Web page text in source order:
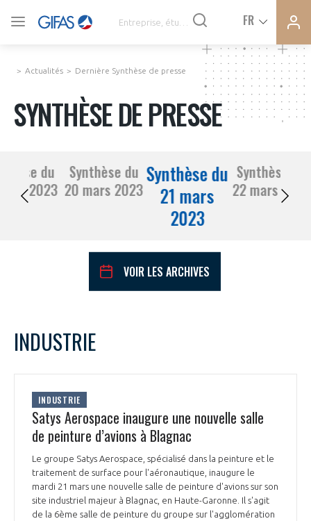
FR
SYNTHÈSE DE PRESSE
COMMUNIQUÉS DE PRESSE
PRÉSENTATION
NOTRE VISION
NOS MISSIONS
NOTRE HISTOIRE
ORGANISATION
LE CONSEIL DU GIFAS
L’ÉQUIPE DU GIFAS
FONCTIONNEMENT
GEADS
Actualités Dernière Synthèse de presse
SYNTHÈSE DE PRESSE
du
17 mars 2023
Synthèse du
20 mars 2023
Synthèse du
21 mars
2023
Synthèse du
22 mars 2023
VOIR LES ARCHIVES
L
1 2 3 4
5
20
22
INDUSTRIE
INDUSTRIE
Satys Aerospace inaugure une nouvelle salle
de peinture d’avions à Blagnac
Le groupe Satys Aerospace, spécialisé dans la peinture et le
traitement de surface pour l'aéronautique, inaugure le
mardi 21 mars une nouvelle salle de peinture d'avions sur son
site industriel majeur à Blagnac, en Haute-Garonne. Il s'agit
de la 6ème salle de peinture du groupe sur l'agglomération
VOUS ÊTES ADHÉRENTS
PAS ENCORE ADHÉRENT ?
Rejoignez une filière d’excellence et développez
DEMANDE D’ADHÉSION
Avez-vous un statut de droit français ?